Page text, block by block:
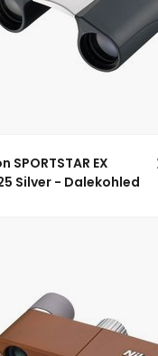
SPORTSTAR EX
Silver - Dalekohled